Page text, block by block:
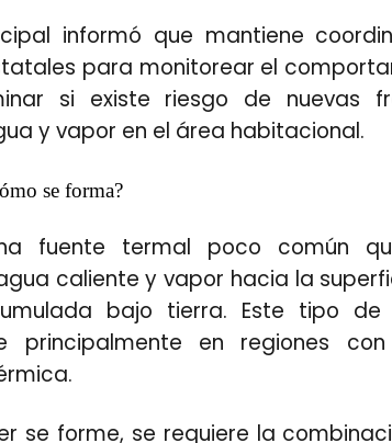
informó que mantiene
para monitorear el
si existe riesgo de nuevas
y vapor en el área habitacional.
se forma?
fuente termal poco común
caliente y vapor hacia la
bajo tierra. Este tipo de
principalmente en regiones
se forme, se requiere la